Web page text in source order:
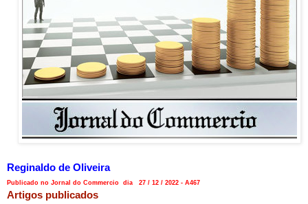
Reginaldo de Oliveira
Publicado no Jornal do Commercio dia 27 / 12 / 2022 - A467
Artigos publicados